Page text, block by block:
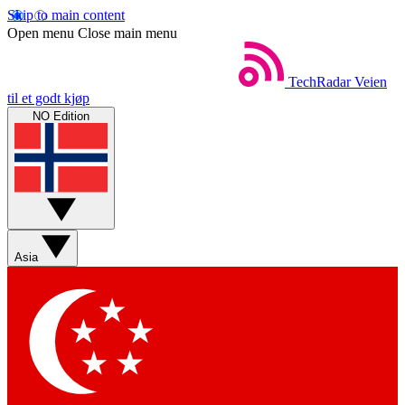
Skip to main content
Open menu Close main menu
TechRadar Veien
til et godt kjøp
NO Edition
Asia